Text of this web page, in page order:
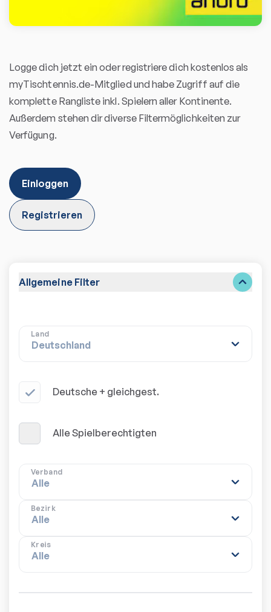
Logge dich jetzt ein oder registriere dich kostenlos als
myTischtennis.de-Mitglied und habe Zugriff auf die
komplette Rangliste inkl. Spielern aller Kontinente.
Außerdem stehen dir diverse Filtermöglichkeiten zur
Verfügung.
Einloggen
Registrieren
Allgemeine Filter
Land
Deutsche + gleichgest.
Alle Spielberechtigten
Verband
Bezirk
Kreis